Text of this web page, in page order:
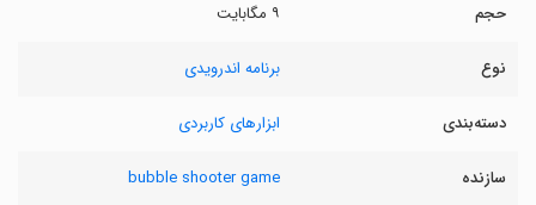
حجم ۹ مگابایت
نوع برنامه اندرویدی
دسته‌بندی ابزارهای کاربردی
سازنده bubble shooter game